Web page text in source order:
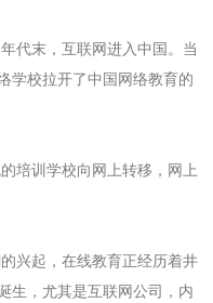
代末，互联网进入中国。当
学校拉开了中国网络教育的
培训学校向网上转移，网上
兴起，在线教育正经历着井
生，尤其是互联网公司，内